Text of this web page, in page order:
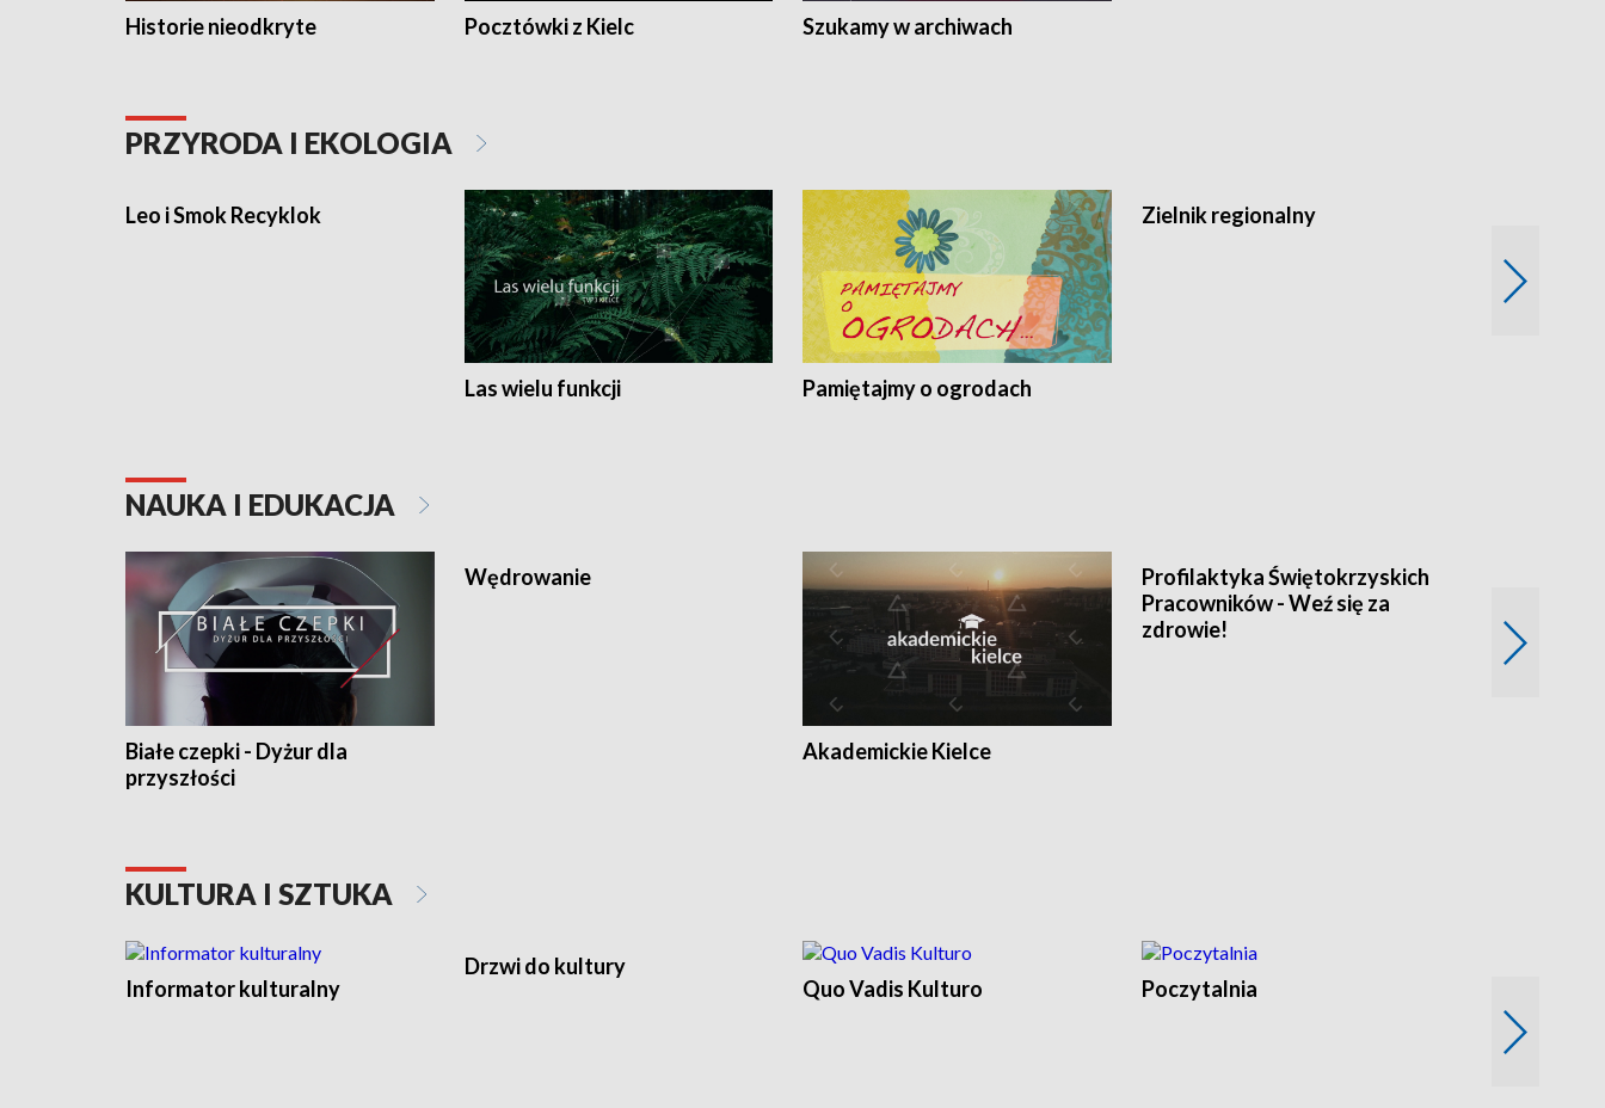
Historie nieodkryte Pocztówki z Kielc Szukamy w archiwach
PRZYRODA I EKOLOGIA
Leo i Smok Recyklok
Las wielu funkcji Pamiętajmy o ogrodach
Zielnik regionalny
NAUKA I EDUKACJA
Białe czepki - Dyżur dla
przyszłości
Wędrowanie
Akademickie Kielce
Profilaktyka Świętokrzyskich
Pracowników - Weź się za
zdrowie!
KULTURA I SZTUKA
Informator kulturalny
Drzwi do kultury
Quo Vadis Kulturo
Poczytalnia